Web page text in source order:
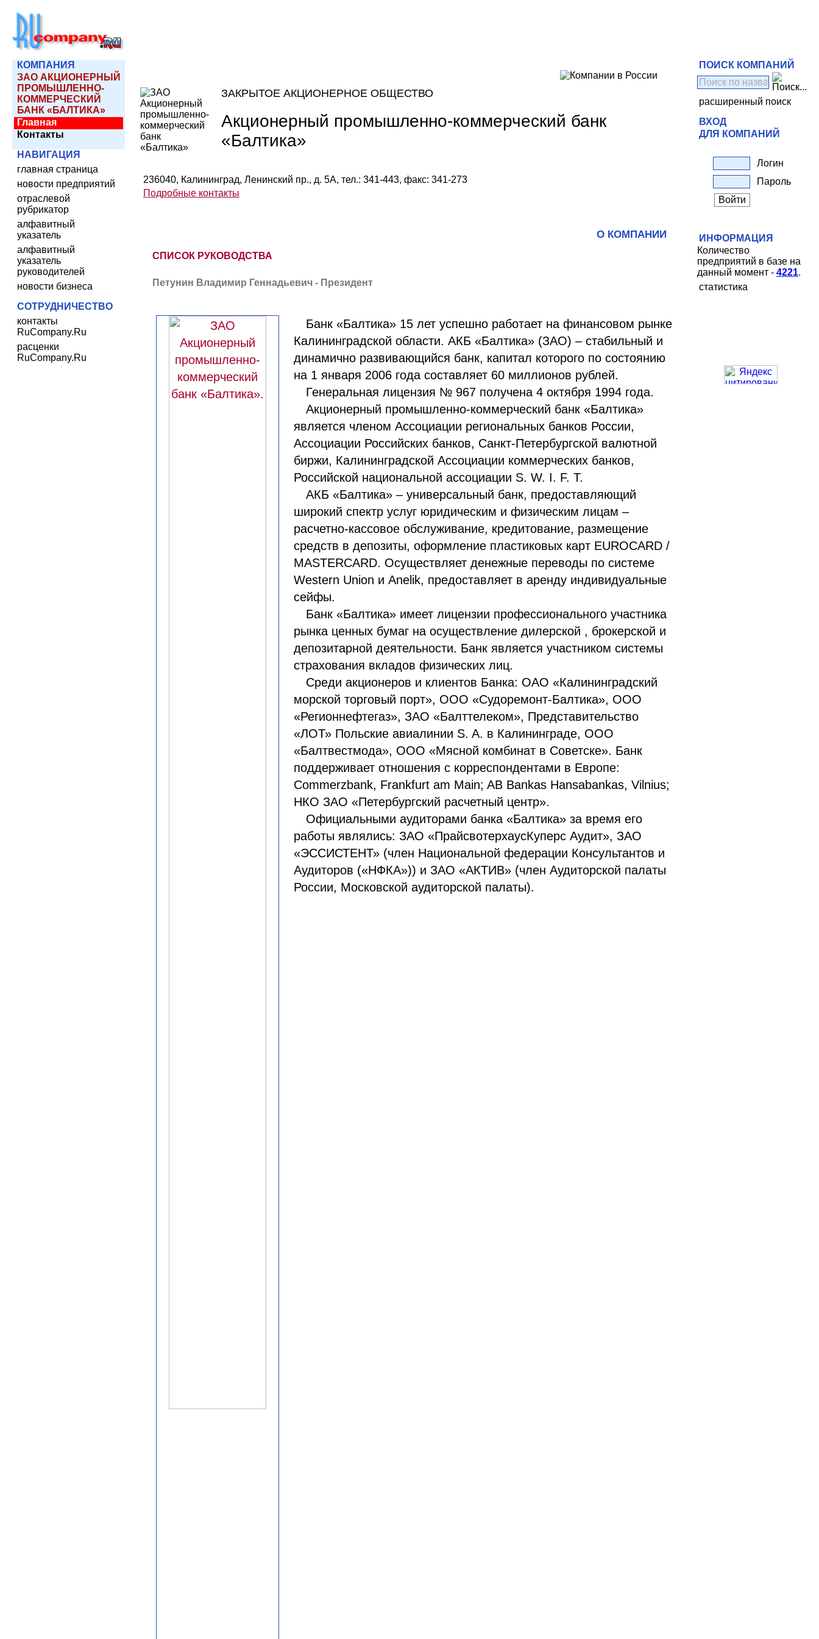
КОМПАНИЯ
ЗАО АКЦИОНЕРНЫЙ
ПРОМЫШЛЕННО-
КОММЕРЧЕСКИЙ
БАНК «БАЛТИКА»
Главная
Контакты
НАВИГАЦИЯ
главная страница
новости предприятий
отраслевой
рубрикатор
алфавитный
указатель
алфавитный
указатель
руководителей
новости бизнеса
СОТРУДНИЧЕСТВО
контакты
RuCompany.Ru
расценки
RuCompany.Ru
ЗАКРЫТОЕ АКЦИОНЕРНОЕ ОБЩЕСТВО
Акционерный промышленно-коммерческий банк
«Балтика»
236040, Калининград, Ленинский пр., д. 5А, тел.: 341-443, факс: 341-273
Подробные контакты
О КОМПАНИИ
СПИСОК РУКОВОДСТВА
Петунин Владимир Геннадьевич - Президент
Банк «Балтика» 15 лет успешно работает на финансовом рынке
Калининградской области. АКБ «Балтика» (ЗАО) – стабильный и
динамично развивающийся банк, капитал которого по состоянию
на 1 января 2006 года составляет 60 миллионов рублей.
Генеральная лицензия № 967 получена 4 октября 1994 года.
Акционерный промышленно-коммерческий банк «Балтика»
является членом Ассоциации региональных банков России,
Ассоциации Российских банков, Санкт-Петербургской валютной
биржи, Калининградской Ассоциации коммерческих банков,
Российской национальной ассоциации S. W. I. F. T.
АКБ «Балтика» – универсальный банк, предоставляющий
широкий спектр услуг юридическим и физическим лицам –
расчетно-кассовое обслуживание, кредитование, размещение
средств в депозиты, оформление пластиковых карт EUROCARD /
MASTERCARD. Осуществляет денежные переводы по системе
Western Union и Anelik, предоставляет в аренду индивидуальные
сейфы.
Банк «Балтика» имеет лицензии профессионального участника
рынка ценных бумаг на осуществление дилерской , брокерской и
депозитарной деятельности. Банк является участником системы
страхования вкладов физических лиц.
Среди акционеров и клиентов Банка: ОАО «Калининградский
морской торговый порт», ООО «Судоремонт-Балтика», ООО
«Регионнефтегаз», ЗАО «Балттелеком», Представительство
«ЛОТ» Польские авиалинии S. A. в Калининграде, ООО
«Балтвестмода», ООО «Мясной комбинат в Советске». Банк
поддерживает отношения с корреспондентами в Европе:
Commerzbank, Frankfurt am Main; AB Bankas Hansabankas, Vilnius;
НКО ЗАО «Петербургский расчетный центр».
Официальными аудиторами банка «Балтика» за время его
работы являлись: ЗАО «ПрайсвотерхаусКуперс Аудит», ЗАО
«ЭССИСТЕНТ» (член Национальной федерации Консультантов и
Аудиторов («НФКА»)) и ЗАО «АКТИВ» (член Аудиторской палаты
России, Московской аудиторской палаты).
ПОИСК КОМПАНИЙ
расширенный поиск
ВХОД
ДЛЯ КОМПАНИЙ
Логин
Пароль
ИНФОРМАЦИЯ
Количество
предприятий в базе на
данный момент - 4221.
статистика